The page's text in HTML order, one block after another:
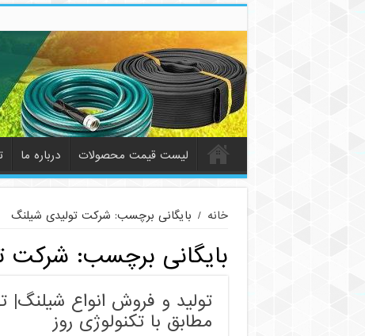
لیست قیمت محصولات درباره ما
خانه / بایگانی برچسب: شرکت تولیدی شیلنگ
بایگانی برچسب: شرکت
تولید و فروش انواع
مطابق با تکنولوژی روز